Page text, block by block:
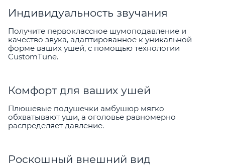
Индивидуальность звучания
Получите первоклассное шумоподавление и
качество звука, адаптированное к уникальной
форме ваших ушей, с помощью технологии
CustomTune.
Комфорт для ваших ушей
Плюшевые подушечки амбушюр мягко
обхватывают уши, а оголовье равномерно
распределяет давление.
Роскошный внешний вид